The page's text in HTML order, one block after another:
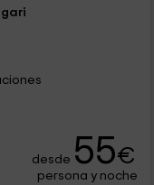
desde 55€
persona y noche